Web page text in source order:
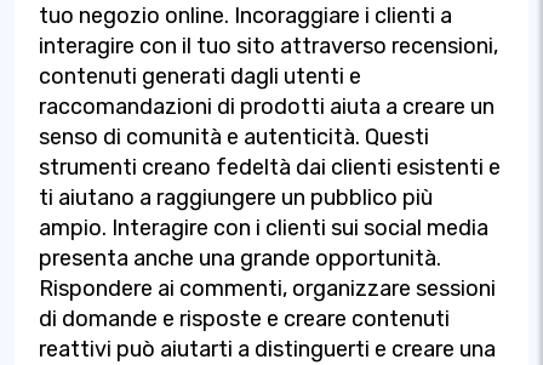
tuo negozio online. Incoraggiare i clienti a
interagire con il tuo sito attraverso recensioni,
contenuti generati dagli utenti e
raccomandazioni di prodotti aiuta a creare un
senso di comunità e autenticità. Questi
strumenti creano fedeltà dai clienti esistenti e
ti aiutano a raggiungere un pubblico più
ampio. Interagire con i clienti sui social media
presenta anche una grande opportunità.
Rispondere ai commenti, organizzare sessioni
di domande e risposte e creare contenuti
reattivi può aiutarti a distinguerti e creare una